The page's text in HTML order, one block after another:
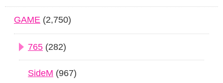
GAME (2,750)
765 (282)
SideM (967)